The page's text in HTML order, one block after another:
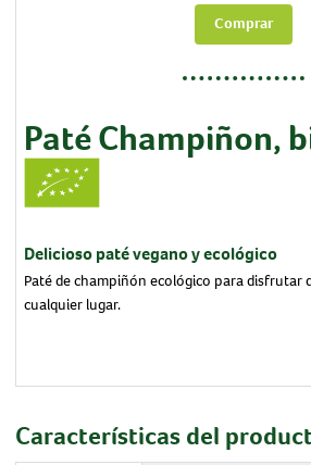
Comprar
Paté Champiñon,
Delicioso paté vegano y ecológico
Paté de champiñón ecológico para disfrutar
cualquier lugar.
Características del